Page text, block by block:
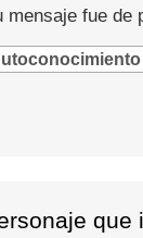
mensaje fue de
que